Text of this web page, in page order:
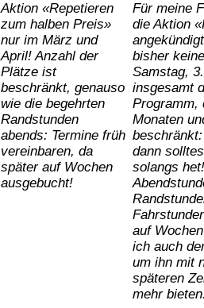
Aktion «Repetieren
zum halben Preis»
nur im März und
April! Anzahl der
Plätze ist
beschränkt, genauso
wie die begehrten
Randstunden
abends: Termine früh
vereinbaren, da
später auf Wochen
ausgebucht!
Für meine
die Aktion
bisher
Samstag,
insgesamt
Programm,
Monaten
dann
solangs
auf
ich auch
um ihn mit
späteren
mehr